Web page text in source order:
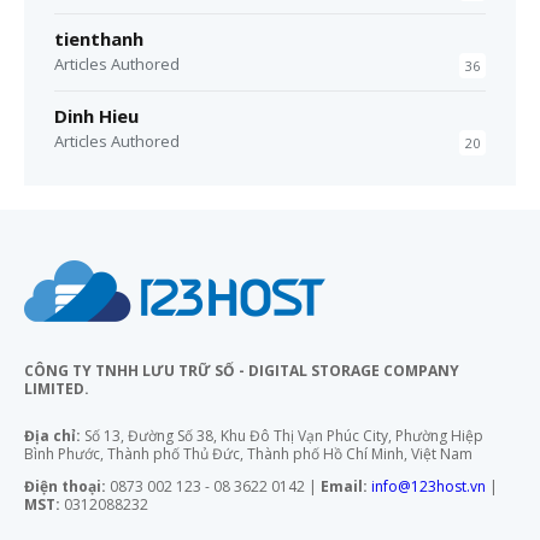
tienthanh
Articles Authored 36
Dinh Hieu
Articles Authored 20
CÔNG TY TNHH LƯU TRỮ SỐ - DIGITAL STORAGE COMPANY
LIMITED.
Địa chỉ: Số 13, Đường Số 38, Khu Đô Thị Vạn Phúc City, Phường Hiệp
Bình Phước, Thành phố Thủ Đức, Thành phố Hồ Chí Minh, Việt Nam
Điện thoại: 0873 002 123 - 08 3622 0142 | Email: info@123host.vn |
MST: 0312088232